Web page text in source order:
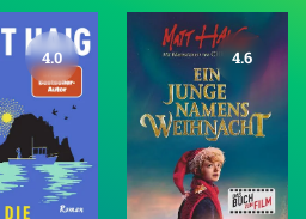
4.0 4.6